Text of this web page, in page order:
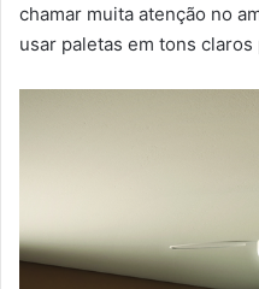
chamar muita atenção no
usar paletas em tons